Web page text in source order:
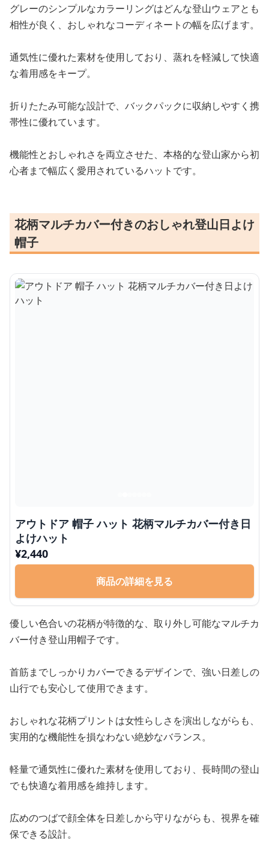
グレーのシンプルなカラーリングはどんな登山ウェアとも
相性が良く、おしゃれなコーディネートの幅を広げます。
通気性に優れた素材を使用しており、蒸れを軽減して快適
な着用感をキープ。
折りたたみ可能な設計で、バックパックに収納しやすく携
帯性に優れています。
機能性とおしゃれさを両立させた、本格的な登山家から初
心者まで幅広く愛用されているハットです。
花柄マルチカバー付きのおしゃれ登山日よけ
帽子
アウトドア 帽子 ハット 花柄マルチカバー付き日
よけハット
¥2,440
商品の詳細を見る
優しい色合いの花柄が特徴的な、取り外し可能なマルチカ
バー付き登山用帽子です。
首筋までしっかりカバーできるデザインで、強い日差しの
山行でも安心して使用できます。
おしゃれな花柄プリントは女性らしさを演出しながらも、
実用的な機能性を損なわない絶妙なバランス。
軽量で通気性に優れた素材を使用しており、長時間の登山
でも快適な着用感を維持します。
広めのつばで顔全体を日差しから守りながらも、視界を確
保できる設計。